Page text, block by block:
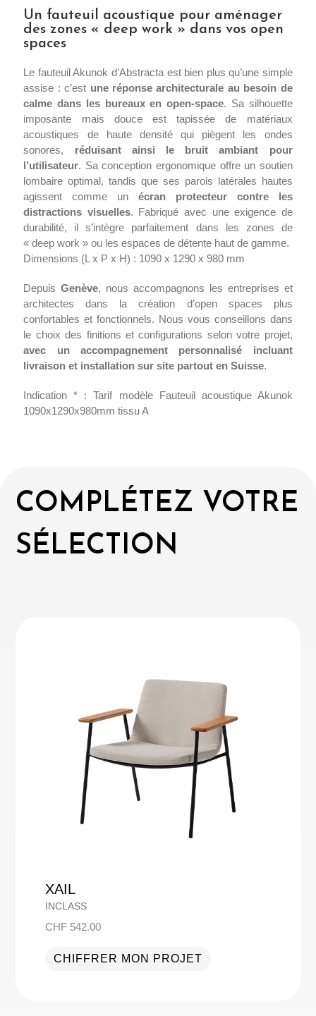
Un fauteuil acoustique pour aménager
des zones « deep work » dans vos open
spaces
Le fauteuil Akunok d’Abstracta est bien plus qu’une simple
assise : c’est une réponse architecturale au besoin de
calme dans les bureaux en open-space. Sa silhouette
imposante mais douce est tapissée de matériaux
acoustiques de haute densité qui piègent les ondes
sonores, réduisant ainsi le bruit ambiant pour
l’utilisateur. Sa conception ergonomique offre un soutien
lombaire optimal, tandis que ses parois latérales hautes
agissent comme un écran protecteur contre les
distractions visuelles. Fabriqué avec une exigence de
durabilité, il s’intègre parfaitement dans les zones de
« deep work » ou les espaces de détente haut de gamme.
Dimensions (L x P x H) : 1090 x 1290 x 980 mm
DepuisGenève, nous accompagnons les entreprises et
architectes dans la création d’open spaces plus
confortables et fonctionnels. Nous vous conseillons dans
le choix des finitions et configurations selon votre projet,
avec un accompagnement personnalisé incluant
livraison et installation sur site partout en Suisse.
Indication * : Tarif modèle Fauteuil acoustique Akunok
1090x1290x980mm tissu A
COMPLÉTEZ VOTRE
SÉLECTION
XAIL
INCLASS
CHF542.00
CHIFFRER MON PROJET